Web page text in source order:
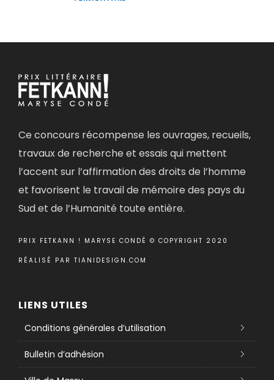
Ce concours récompense les ouvrages, recueils,
travaux de recherche et essais qui mettent
l’accent sur l’affirmation des droits de l’homme
et favorisent le travail de mémoire des pays du
Sud et de l’Humanité toute entière.
PRIX FETKANN ! MARYSE CONDÉ © COPYRIGHT 2020
RÉALISÉ PAR TIANIDESIGN.COM
LIENS UTILES
Conditions générales d’utilisation
Bulletin d’adhésion